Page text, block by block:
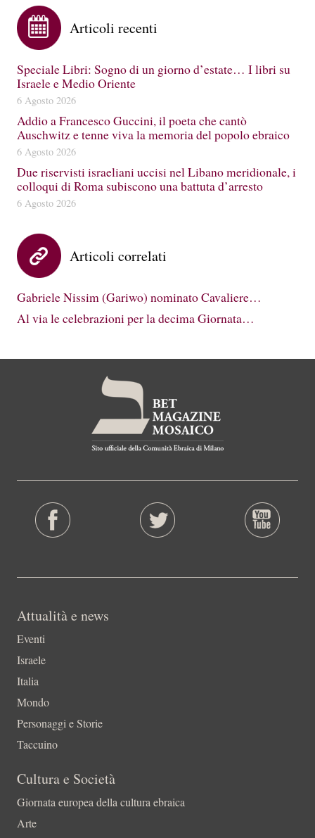
Articoli recenti
Speciale Libri: Sogno di un giorno d’estate… I libri su
Israele e Medio Oriente
6 Agosto 2026
Addio a Francesco Guccini, il poeta che cantò
Auschwitz e tenne viva la memoria del popolo ebraico
6 Agosto 2026
Due riservisti israeliani uccisi nel Libano meridionale, i
colloqui di Roma subiscono una battuta d’arresto
6 Agosto 2026
Articoli correlati
Gabriele Nissim (Gariwo) nominato Cavaliere…
Al via le celebrazioni per la decima Giornata…
Attualità e news
Eventi
Israele
Italia
Mondo
Personaggi e Storie
Taccuino
Cultura e Società
Giornata europea della cultura ebraica
Arte